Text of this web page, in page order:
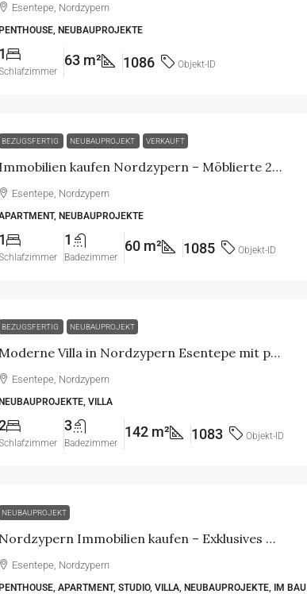
Esentepe, Nordzypern
NEUBAUPROJEKTE
1 63 m² 1086 Objekt-ID
BEZUGSFERTIG NEUBAUPROJEKT VERKAUFT
Immobilien kaufen Nordzypern – Möblierte 2 Zimmer Wohnung mit Garten
Esentepe, Nordzypern
NEUBAUPROJEKTE
1 1
Badezimmer
60 m² 1085 Objekt-ID
BEZUGSFERTIG NEUBAUPROJEKT
Moderne Villa in Nordzypern Esentepe mit privatem Pool
Esentepe, Nordzypern
VILLA
3
Badezimmer
142 m² 1083 Objekt-ID
NEUBAUPROJEKT
Nordzypern Immobilien kaufen – Exklusives Golf Projekt in Esentepe
Esentepe, Nordzypern
APARTMENT, STUDIO, VILLA, NEUBAUPROJEKTE, IM BAU